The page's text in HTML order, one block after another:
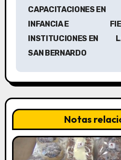
a
c
i
ó
CAPACITACIONES EN
INFANCIA E
INSTITUCIONES EN
SAN BERNARDO
Notas